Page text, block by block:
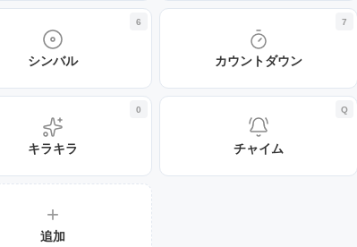
シンバル
6
カウントダウン
7
キラキラ
0
チャイム
Q
+
追加